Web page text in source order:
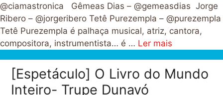
@ciamastronica Gêmeas Dias – @gemeasdias Jorge
Ribero – @jorgeribero Tetê Purezempla – @purezempla
Tetê Purezempla é palhaça musical, atriz, cantora,
compositora, instrumentista… é … Ler mais
[Espetáculo] O Livro do Mundo
Inteiro- Trupe Dunavó